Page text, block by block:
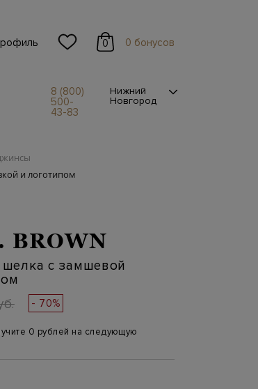
0 0 бонусов
8 (800)
500-
43-83
Нижний
Новгород
и логотипом
BROWN
с замшевой
- 70%
0 рублей на следующую